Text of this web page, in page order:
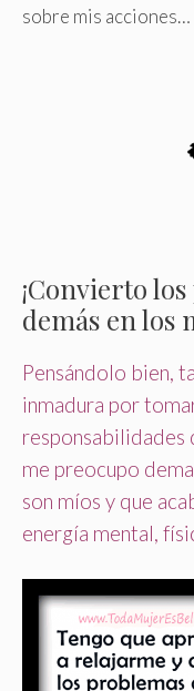
sobre mis acciones…
¡Convierto
demás en los
Pensándolo bien,
inmadura por
responsabilidades
me preocupo
son míos y que
energía mental,